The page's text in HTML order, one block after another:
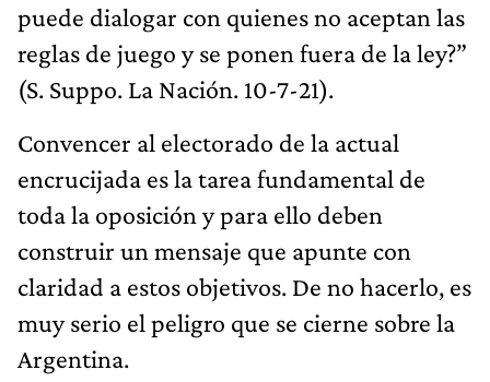
puede dialogar con quienes no aceptan las
reglas de juego y se ponen fuera de la ley?”
(S. Suppo. La Nación. 10-7-21).
Convencer al electorado de la actual
encrucijada es la tarea fundamental de
toda la oposición y para ello deben
construir un mensaje que apunte con
claridad a estos objetivos. De no hacerlo, es
muy serio el peligro que se cierne sobre la
Argentina.